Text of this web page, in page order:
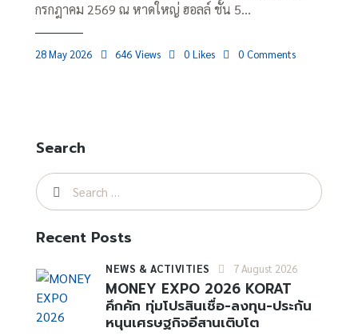
กรกฎาคม 2569 ณ หาดใหญ่ ฮอลล์ ชั้น 5…
28 May 2026 646 Views 0 Likes 0 Comments
Search
Recent Posts
NEWS & ACTIVITIES 7 August 2026
MONEY EXPO 2026 KORAT
คึกคัก ทุ่มโปรสินเชื่อ-ลงทุน-ประกัน
หนุนเศรษฐกิจอีสานเติบโต